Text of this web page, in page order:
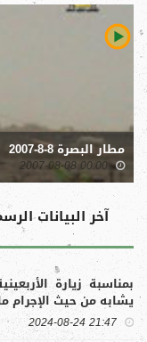
مطار البصرة 8-8-2007
00:00 2007-08-08
آخر البیانات
بمناسبة زيارة
يشابه من حيث الإجرام
21:47 2024-08-24